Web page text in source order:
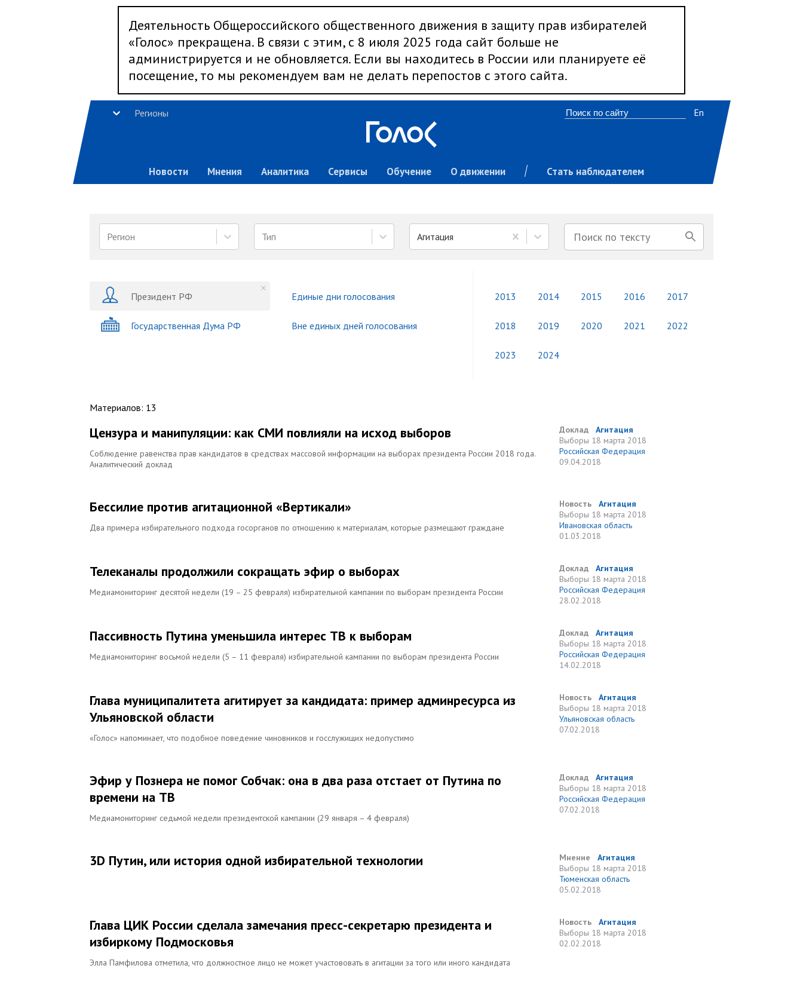
Деятельность Общероссийского общественного движения в защиту прав избирателей
«Голос» прекращена. В связи с этим, с 8 июля 2025 года сайт больше не
администрируется и не обновляется. Если вы находитесь в России или планируете её
посещение, то мы рекомендуем вам не делать перепостов с этого сайта.
Регионы
Новости Мнения Аналитика Сервисы Обучение О движении Стать наблюдателем
En
Регион Тип Агитация
Президент РФ
Государственная Дума РФ
Единые дни голосования
Вне единых дней голосования
2013 2014 2015 2016 2017
2018 2019 2020 2021 2022
2023 2024
Материалов: 13
Цензура и манипуляции: как СМИ повлияли на исход выборов
Соблюдение равенства прав кандидатов в средствах массовой информации на выборах президента России 2018 года.
Аналитический доклад
Доклад
Агитация
Выборы 18 марта 2018
Российская Федерация
09.04.2018
Бессилие против агитационной «Вертикали»
Два примера избирательного подхода госорганов по отношению к материалам, которые размещают граждане
Новость
Агитация
Выборы 18 марта 2018
Ивановская область
01.03.2018
Телеканалы продолжили сокращать эфир о выборах
Медиамониторинг десятой недели (19 – 25 февраля) избирательной кампании по выборам президента России
Доклад
Агитация
Выборы 18 марта 2018
Российская Федерация
28.02.2018
Пассивность Путина уменьшила интерес ТВ к выборам
Медиамониторинг восьмой недели (5 – 11 февраля) избирательной кампании по выборам президента России
Доклад
Агитация
Выборы 18 марта 2018
Российская Федерация
14.02.2018
Глава муниципалитета агитирует за кандидата: пример админресурса из
Ульяновской области
«Голос» напоминает, что подобное поведение чиновников и госслужищих недопустимо
Новость
Агитация
Выборы 18 марта 2018
Ульяновская область
07.02.2018
Эфир у Познера не помог Собчак: она в два раза отстает от Путина по
времени на TВ
Медиамониторинг седьмой недели президентской кампании (29 января – 4 февраля)
Доклад
Агитация
Выборы 18 марта 2018
Российская Федерация
07.02.2018
3D Путин, или история одной избирательной технологии Мнение
Агитация
Выборы 18 марта 2018
Тюменская область
05.02.2018
Глава ЦИК России сделала замечания пресс-секретарю президента и
избиркому Подмосковья
Элла Памфилова отметила, что должностное лицо не может участововать в агитации за того или иного кандидата
Новость
Агитация
Выборы 18 марта 2018
02.02.2018